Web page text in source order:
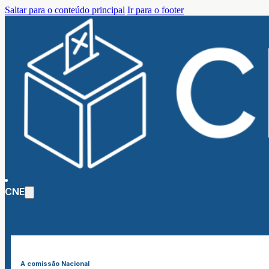
Saltar para o conteúdo principal Ir para o footer
CNE
A comissão Nacional